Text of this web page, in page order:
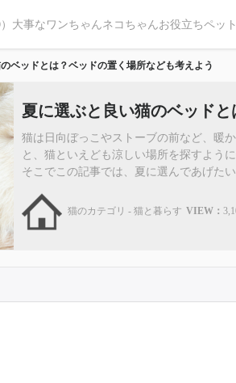
大事なワンちゃんネコちゃんお役立ちペッ
ベッドとは？ベッドの置く場所なども考えよう
夏に選ぶと良い猫のベッド
猫は日向ぼっこやストーブの前など、暖
と、猫といえども涼しい場所を探すように
そこでこの記事では、夏に選んであげた
猫のカテゴリ - 猫と暮らす VIEW：